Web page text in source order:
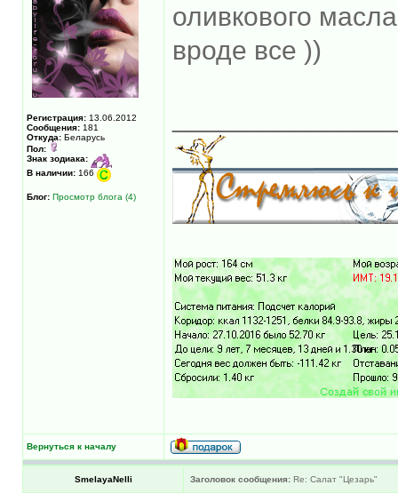
Регистрация: 13.06.2012
Сообщения: 181
Откуда: Беларусь
Пол:
Знак зодиака:
В наличии: 166
Блог: Просмотр блога (4)
оливкового
вроде все ))
Вернуться к началу
SmelayaNelli Заголовок сообщения: Re: Салат "Цезарь"